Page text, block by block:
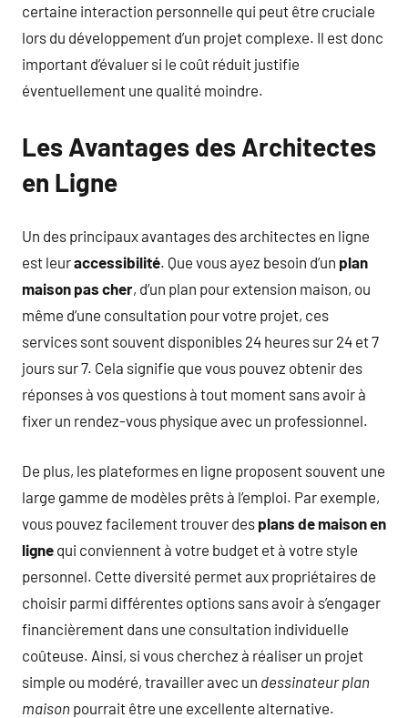
certaine interaction personnelle qui peut être cruciale
lors du développement d’un projet complexe. Il est donc
important d’évaluer si le coût réduit justifie
éventuellement une qualité moindre.
Les Avantages des Architectes
en Ligne
Un des principaux avantages des architectes en ligne
est leuraccessibilité. Que vous ayez besoin d’un plan
maison pas cher, d’un plan pour extension maison, ou
même d’une consultation pour votre projet, ces
services sont souvent disponibles 24 heures sur 24 et 7
jours sur 7. Cela signifie que vous pouvez obtenir des
réponses à vos questions à tout moment sans avoir à
fixer un rendez-vous physique avec un professionnel.
De plus, les plateformes en ligne proposent souvent une
large gamme de modèles prêts à l’emploi. Par exemple,
vous pouvez facilement trouver des plans de maison en
ligne qui conviennent à votre budget et à votre style
personnel. Cette diversité permet aux propriétaires de
choisir parmi différentes options sans avoir à s’engager
financièrement dans une consultation individuelle
coûteuse. Ainsi, si vous cherchez à réaliser un projet
simple ou modéré, travailler avec un dessinateur plan
maison pourrait être une excellente alternative.